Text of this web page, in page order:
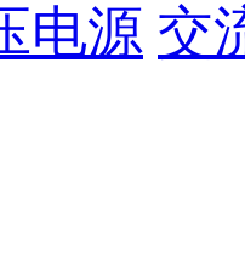
电源 交